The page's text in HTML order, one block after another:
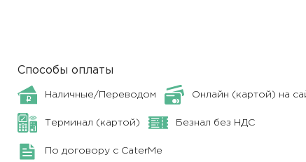
Способы оплаты
Наличные/Переводом Онлайн (картой) на
Терминал (картой) Безнал без НДС
По договору с CaterMe